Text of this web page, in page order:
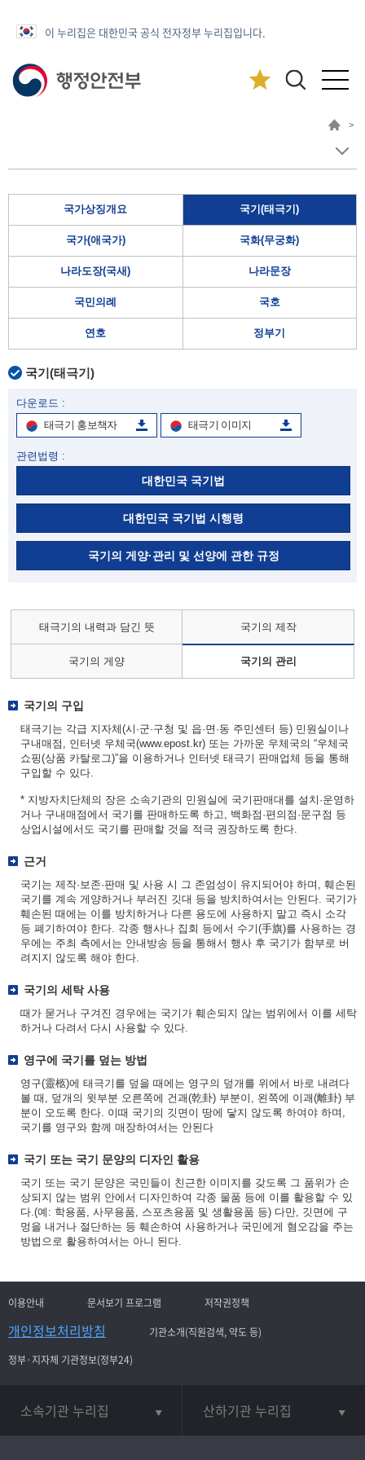
이 누리집은 대한민국 공식 전자정부 누리집입니다.
>
국가상징개요 국기(태극기)
국가(애국가) 국화(무궁화)
나라도장(국새) 나라문장
국민의례 국호
연호 정부기
국기(태극기)
다운로드 :
태극기 홍보책자
태극기 이미지
관련법령 :
대한민국 국기법
대한민국 국기법 시행령
국기의 게양·관리 및 선양에 관한 규정
태극기의 내력과 담긴 뜻 국기의 제작
국기의 게양 국기의 관리
국기의 구입
태극기는 각급 지자체(시·군·구청 및 읍·면·동 주민센터 등) 민원실이나
구내매점, 인터넷 우체국(www.epost.kr) 또는 가까운 우체국의 “우체국
쇼핑(상품 카탈로그)”을 이용하거나 인터넷 태극기 판매업체 등을 통해
구입할 수 있다.
* 지방자치단체의 장은 소속기관의 민원실에 국기판매대를 설치·운영하
거나 구내매점에서 국기를 판매하도록 하고, 백화점·편의점·문구점 등
상업시설에서도 국기를 판매할 것을 적극 권장하도록 한다.
근거
국기는 제작·보존·판매 및 사용 시 그 존엄성이 유지되어야 하며, 훼손된
국기를 계속 게양하거나 부러진 깃대 등을 방치하여서는 안된다. 국기가
훼손된 때에는 이를 방치하거나 다른 용도에 사용하지 말고 즉시 소각
등 폐기하여야 한다. 각종 행사나 집회 등에서 수기(手旗)를 사용하는 경
우에는 주최 측에서는 안내방송 등을 통해서 행사 후 국기가 함부로 버
려지지 않도록 해야 한다.
국기의 세탁 사용
때가 묻거나 구겨진 경우에는 국기가 훼손되지 않는 범위에서 이를 세탁
하거나 다려서 다시 사용할 수 있다.
영구에 국기를 덮는 방법
영구(靈柩)에 태극기를 덮을 때에는 영구의 덮개를 위에서 바로 내려다
볼 때, 덮개의 윗부분 오른쪽에 건괘(乾卦) 부분이, 왼쪽에 이괘(離卦) 부
분이 오도록 한다. 이때 국기의 깃면이 땅에 닿지 않도록 하여야 하며,
국기를 영구와 함께 매장하여서는 안된다
국기 또는 국기 문양의 디자인 활용
국기 또는 국기 문양은 국민들이 친근한 이미지를 갖도록 그 품위가 손
상되지 않는 범위 안에서 디자인하여 각종 물품 등에 이를 활용할 수 있
다.(예: 학용품, 사무용품, 스포츠용품 및 생활용품 등) 다만, 깃면에 구
멍을 내거나 절단하는 등 훼손하여 사용하거나 국민에게 혐오감을 주는
방법으로 활용하여서는 아니 된다.
이용안내 문서보기 프로그램 저작권정책
개인정보처리방침
기관소개(직원검색, 약도 등)
정부·지자체 기관정보(정부24)
소속기관 누리집 산하기관 누리집